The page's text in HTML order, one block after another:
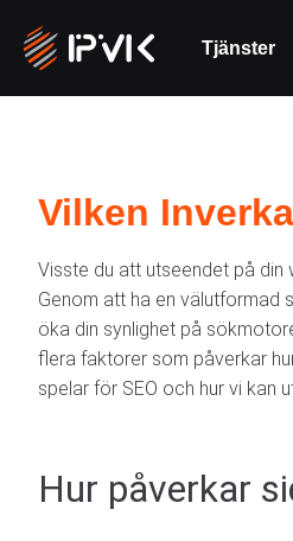
Tjänster
Vilken
Visste du att utseendet på din
Genom att ha en välutformad
öka din synlighet på
flera faktorer som påverkar
spelar för SEO och hur vi kan
Hur påverkar